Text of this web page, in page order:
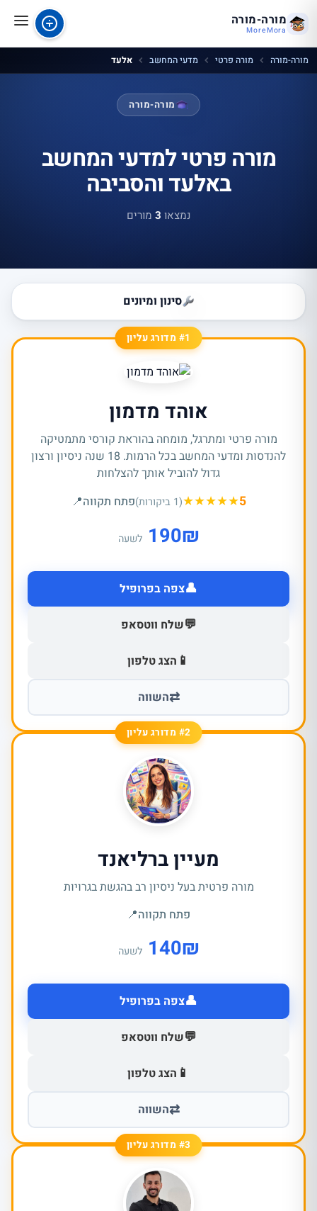
מורה-מורה
MoreMora
מורה-מורה מורה פרטי מדעי המחשב אלעד
מורה-מורה
מורה פרטי למדעי המחשב
באלעד והסביבה
נמצאו 3 מורים
סינון ומיונים
#1 מדורג עליון
אוהד מדמון
מורה פרטי ומתרגל, מומחה בהוראת קורסי מתמטיקה
להנדסות ומדעי המחשב בכל הרמות. 18 שנה ניסיון ורצון
גדול להוביל אותך להצלחות
(1 ביקורות)★★★★★5 פתח תקווה📍
₪
190 לשעה
👤צפה בפרופיל
💬שלח ווטסאפ
📱 הצג טלפון
⇄השווה
#2 מדורג עליון
מעיין ברליאנד
מורה פרטית בעל ניסיון רב בהגשת בגרויות
פתח תקווה📍
₪
140 לשעה
👤צפה בפרופיל
💬שלח ווטסאפ
📱 הצג טלפון
⇄השווה
#3 מדורג עליון